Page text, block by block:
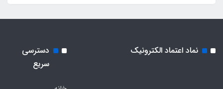
نماد اعتماد الکترونیک
دسترسی
سریع